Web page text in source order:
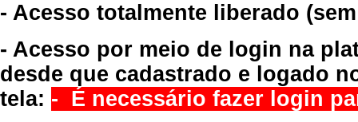
- Acesso totalmente liberado
- Acesso por meio de login na
desde que cadastrado e logado
tela: - É necessário fazer login